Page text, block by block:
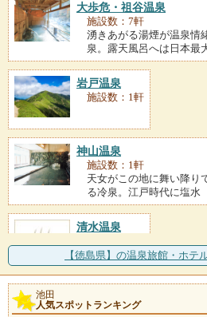
大歩危・祖谷温泉
施設数：7軒
湧きあがる湯煙が温泉情
泉。露天風呂へは日本最
岩戸温泉
施設数：1軒
神山温泉
施設数：1軒
天女がこの地に舞い降り
る冷泉。江戸時代に塩水
清水温泉
【徳島県】の温泉旅館・ホテ
池田
人気スポットランキング